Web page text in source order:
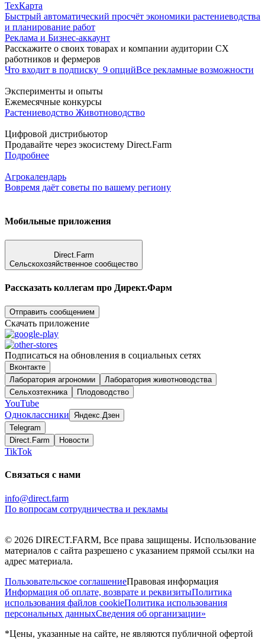
ТехКарта
Быстрый автоматический просчёт экономики растениеводства
и планирование работ
Реклама и Бизнес-аккаунт
Расскажите о своих товарах и компании аудитории СХ
работников и фермеров
Что входит в подписку 9 опцийВсе рекламные возможности
Эксперименты и опыты
Ежемесячные конкурсы
Растениеводство Животноводство
Цифровой дистрибьютор
Продавайте через экосистему Direct.Farm
Подробнее
Агрокалендарь
Вовремя даёт советы по вашему региону
Мобильные приложения
Direct.Farm
Сельскохозяйственное сообщество
Рассказать коллегам про Директ.Фарм
Отправить сообщением
Скачать приложение
Подписаться на обновления в социальных сетях
Вконтакте
Лаборатория агрономии
Лаборатория животноводства
Сельхозтехника
Плодоводство
YouTube
Одноклассники Яндекс.Дзен
Telegram
Direct.Farm
Новости
TikTok
Связаться с нами
info@direct.farm
По вопросам сотрудничества и рекламы
© 2026 DIRECT.FARM, Все права защищены. Использование
материалов с сайта разрешено с указанием прямой ссылки на
адрес материала.
Пользовательское соглашениеПравовая информация
Информация об оплате, возврате и реквизитыПолитика
использования файлов cookieПолитика использования
персональных данныхСведения об организации»
*Цены, указанные на сайте, не являются публичной офертой